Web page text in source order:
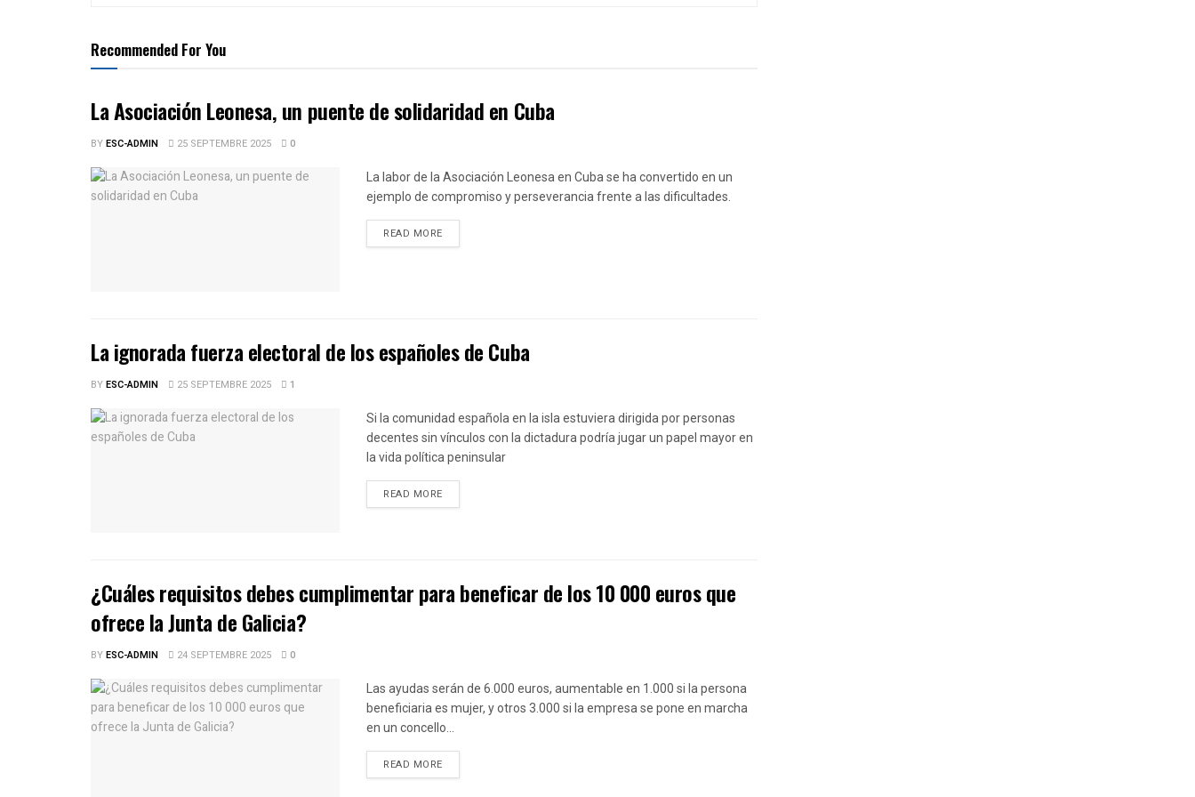
Recommended For You
La Asociación Leonesa, un puente de solidaridad en Cuba
BYESC-ADMIN 25 SEPTEMBRE 2025 0
La labor de la Asociación Leonesa en Cuba se ha convertido en un
ejemplo de compromiso y perseverancia frente a las dificultades.
READ MOREDETAILS
La ignorada fuerza electoral de los españoles de Cuba
BYESC-ADMIN 25 SEPTEMBRE 2025 1
Si la comunidad española en la isla estuviera dirigida por personas
decentes sin vínculos con la dictadura podría jugar un papel mayor en
la vida política peninsular
READ MOREDETAILS
¿Cuáles requisitos debes cumplimentar para beneficar de los 10 000 euros que
ofrece la Junta de Galicia?
BYESC-ADMIN 24 SEPTEMBRE 2025 0
Las ayudas serán de 6.000 euros, aumentable en 1.000 si la persona
beneficiaria es mujer, y otros 3.000 si la empresa se pone en marcha
en un concello...
READ MOREDETAILS